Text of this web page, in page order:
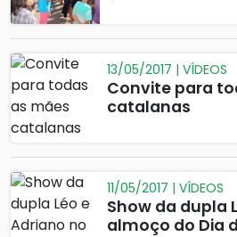
13/05/2017 | VÍDEOS
Convite para
catalanas
11/05/2017 | VÍDEOS
Show da dupla
almoço do Dia